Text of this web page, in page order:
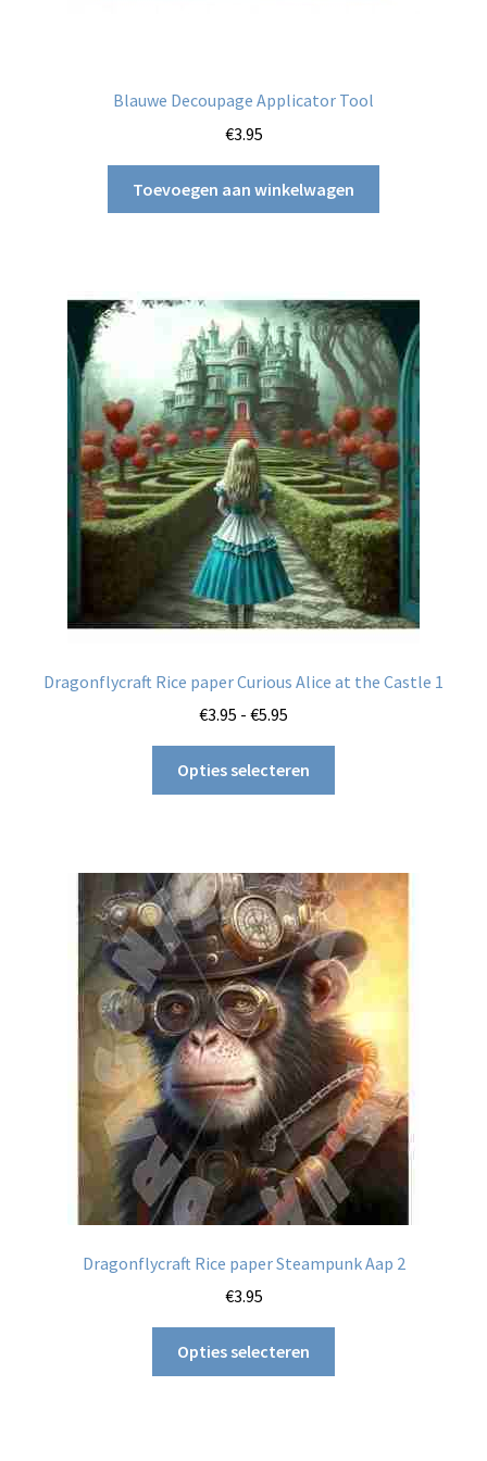
Blauwe Decoupage Applicator Tool
€3.95
Toevoegen aan winkelwagen
Dragonflycraft Rice paper Curious Alice at the Castle 1
€3.95 - €5.95
€3.95
tot
€5.95
Opties selecteren
Deze
optie
kan
gekozen
worden
op
de
productpagina
Dragonflycraft Rice paper Steampunk Aap 2
€3.95
Opties selecteren